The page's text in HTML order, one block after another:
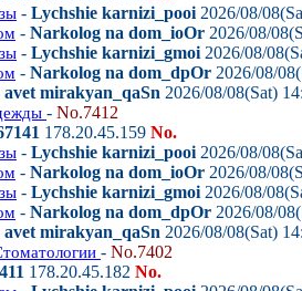
- Lychshie karnizi_pooi 2026/08/
- Narkolog na dom_ioOr 2026/08/
- Lychshie karnizi_gmoi 2026/08/
- Narkolog na dom_dpOr 2026/08/
avet mirakyan_qaSn 2026/08/08(Sat)
- No.7412
178.20.45.159 No.
- Lychshie karnizi_pooi 2026/08/
- Narkolog na dom_ioOr 2026/08/
- Lychshie karnizi_gmoi 2026/08/
- Narkolog na dom_dpOr 2026/08/
avet mirakyan_qaSn 2026/08/08(Sat)
- No.7402
178.20.45.182 No.